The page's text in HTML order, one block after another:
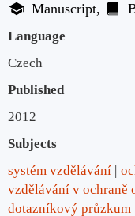
Manuscript
Language
Czech
Published
2012
Subjects
systém vzdělávání
vzdělávání v ochraně
dotazníkový průzkum